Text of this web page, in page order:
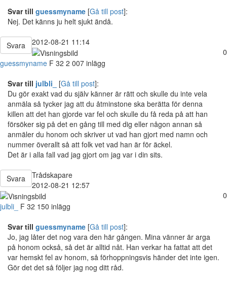
Svar till guessmyname [Gå till post]:
Nej. Det känns ju helt sjukt ändå.
Svara
2012-08-21 11:14
0
guessmyname F 32 2 007 inlägg
Svar till julbli_ [Gå till post]:
Du gör exakt vad du själv känner är rätt och skulle du inte vela
anmäla så tycker jag att du åtminstone ska berätta för denna
killen att det han gjorde var fel och skulle du få reda på att han
försöker sig på det en gång till med dig eller någon annan så
anmäler du honom och skriver ut vad han gjort med namn och
nummer överallt så att folk vet vad han är för äckel.
Det är i alla fall vad jag gjort om jag var i din sits.
Svara
Trådskapare
2012-08-21 12:57
0
julbli_
F 32 150 inlägg
Svar till guessmyname [Gå till post]:
Jo, jag låter det nog vara den här gången. Mina vänner är arga
på honom också, så det är alltid nåt. Han verkar ha fattat att det
var hemskt fel av honom, så förhoppningsvis händer det inte igen.
Gör det det så följer jag nog ditt råd.